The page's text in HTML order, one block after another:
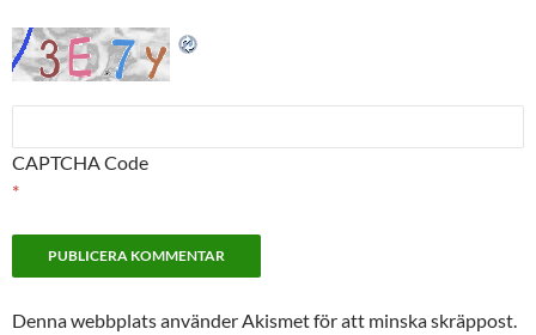
CAPTCHA Code
*
Denna webbplats använder Akismet för att minska skräppost.